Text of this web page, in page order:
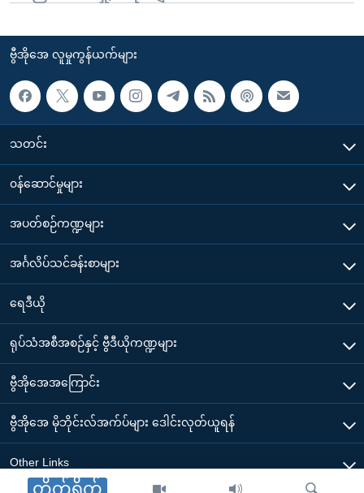
တိုက်ရိုက်
ဗွီအိုအေ လူမှုကွန်ယက်များ
သတင်း
၀န်ဆောင်မှုများ
အပတ်စဉ်ကဏ္ဍများ
အင်္ဂလိပ်သင်ခန်းစာများ
ရေဒီယို
ရုပ်သံအစီအစဉ်နှင့် ဗွီဒီယိုကဏ္ဍများ
ဗွီအိုအေအကြောင်း
ဗွီအိုအေ မိုဘိုင်းလ်အက်ပ်များ ဒေါင်းလုတ်ယူရန်
Other Links